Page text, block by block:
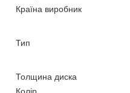
Країна виробник
Тип
Толщина диска
Колір